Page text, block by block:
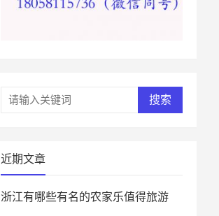
搜索
近期文章
浙江有哪些有名的农家乐值得旅游